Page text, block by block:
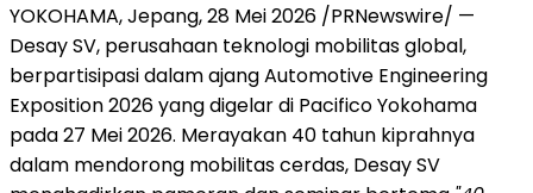
YOKOHAMA, Jepang, 28 Mei 2026 /PRNewswire/ —
Desay SV, perusahaan teknologi mobilitas global,
berpartisipasi dalam ajang Automotive Engineering
Exposition 2026 yang digelar di Pacifico Yokohama
pada 27 Mei 2026. Merayakan 40 tahun kiprahnya
dalam mendorong mobilitas cerdas, Desay SV